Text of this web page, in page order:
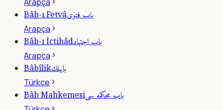
Arapça
Bâb-ı Fetvâباب فتوى
Arapça
Bâb-ı İctihâdباب اجتهاد
Arapça
Bâbîlikبابيلك
Türkçe
Bâb Mahkemesiباب محكمه سى